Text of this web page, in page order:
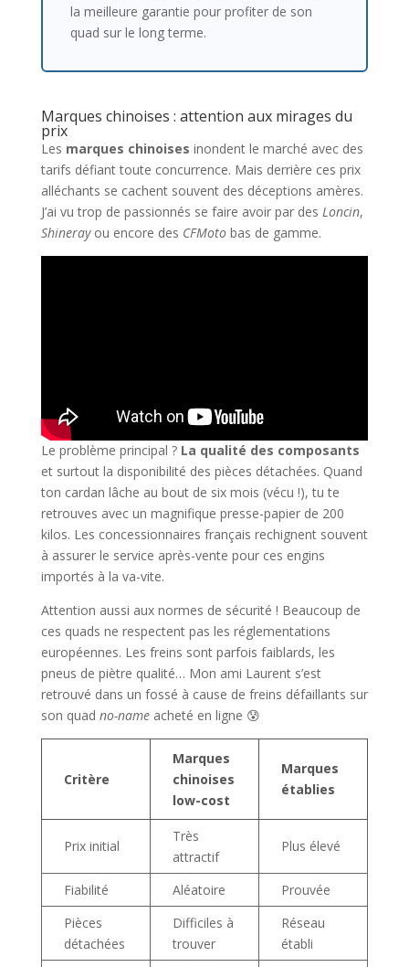
la meilleure garantie pour profiter de son
quad sur le long terme.
Marques chinoises : attention aux mirages du
prix
Les marques chinoises inondent le marché avec des
tarifs défiant toute concurrence. Mais derrière ces prix
alléchants se cachent souvent des déceptions amères.
J’ai vu trop de passionnés se faire avoir par des Loncin,
Shinerayou encore des CFMotobas de gamme.
Le problème principal ? La qualité des composants
et surtout la disponibilité des pièces détachées. Quand
ton cardan lâche au bout de six mois (vécu !), tu te
retrouves avec un magnifique presse-papier de 200
kilos. Les concessionnaires français rechignent souvent
à assurer le service après-vente pour ces engins
importés à la va-vite.
Attention aussi aux normes de sécurité ! Beaucoup de
ces quads ne respectent pas les réglementations
européennes. Les freins sont parfois faiblards, les
pneus de piètre qualité… Mon ami Laurent s’est
retrouvé dans un fossé à cause de freins défaillants sur
son quad no-nameacheté en ligne 😰
Critère
Marques
chinoises
low-cost
Marques
établies
Prix initial
Très
attractif
Plus élevé
Fiabilité Aléatoire
Prouvée
Pièces
détachées
Difficiles à
trouver
Réseau
établi